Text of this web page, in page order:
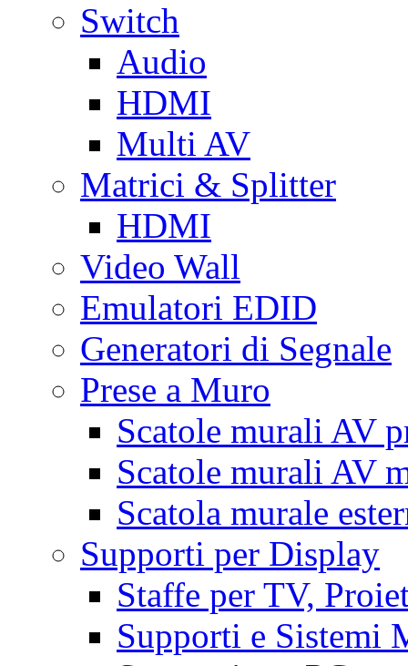
Switch
Audio
HDMI
Multi AV
Matrici & Splitter
HDMI
Video Wall
Emulatori EDID
Generatori di Segnale
Prese a Muro
Scatole murali AV
Scatole murali AV
Scatola murale
Supporti per Display
Staffe per TV,
Supporti e Sistemi